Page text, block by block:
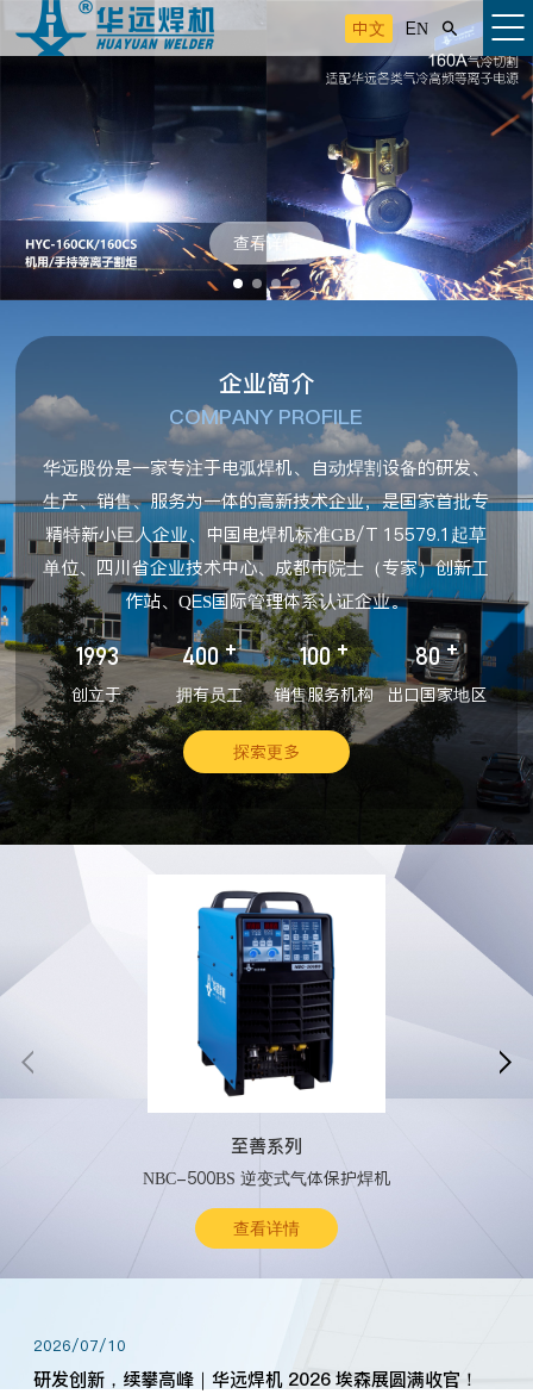
中文 EN 
查看详情
企业简介
COMPANY PROFILE
华远股份是一家专注于电弧焊机、自动焊割设备的研发、
生产、销售、服务为一体的高新技术企业，是国家首批专
精特新小巨人企业、中国电焊机标准GB/T 15579.1起草
单位、四川省企业技术中心、成都市院士（专家）创新工
作站、QES国际管理体系认证企业。
1993
创立于
400 +
拥有员工
100 +
销售服务机构
80 +
出口国家地区
探索更多
至善系列
NBC-500BS 逆变式气体保护焊机
查看详情
 
2026/07/10
研发创新，续攀高峰｜华远焊机 2026 埃森展圆满收官！